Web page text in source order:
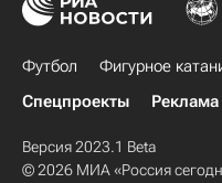
Футбол Фигурное
Спецпроекты
Реклама
Версия 2023.1 Beta
© 2026 МИА «Россия